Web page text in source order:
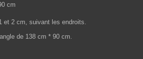
cm
et 2 cm, suivant les endroits.
de 138 cm * 90 cm.